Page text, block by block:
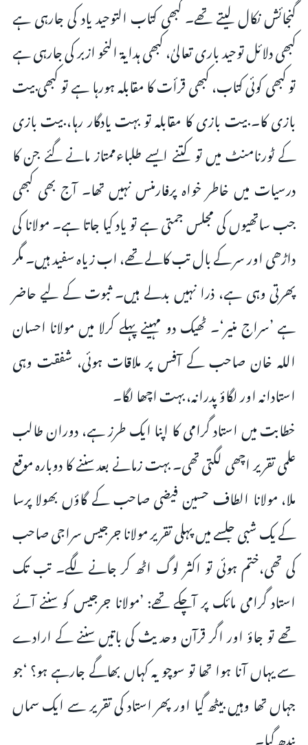
گنجائش نکال لیتے تھے۔ کبھی کتاب التوحید یاد کی جارہی ہے
کبھی دلائل توحید باری تعالیٰ، کبھی ہدایۃ النحو ازبر کی جارہی ہے
تو کبھی کوئی کتاب، کبھی قرأت کا مقابلہ ہورہا ہے تو کبھی بیت
بازی کا۔ بیت بازی کا مقابلہ تو بہت یادگار رہا، بیت بازی
کے ٹورنامنٹ میں تو کتنے ایسے طلباءممتاز مانے گئے جن کا
درسیات میں خاطر خواہ پرفارمنس نہیں تھا۔ آج بھی کبھی
جب ساتھیوں کی مجلس جمتی ہے تو یاد کیا جاتا ہے۔ مولانا کی
داڑھی اور سر کے بال تب کالے تھے، اب زیاہ سفید ہیں۔ مگر
پھرتی وہی ہے، ذرا نہیں بدلے ہیں۔ ثبوت کے لیے حاضر
ہے ’سراج منیر‘۔ ٹھیک دو مہینے پہلے کرلا میں مولانا احسان
اللہ خان صاحب کے آفس پر ملاقات ہوئی، شفقت وہی
استادانہ اور لگاؤ پدرانہ، بہت اچھا لگا۔
خطابت میں استاد گرامی کا اپنا ایک طرز ہے، دوران طالب
علمی تقریر اچھی لگتی تھی۔ بہت زمانے بعد سننے کا دوبارہ موقع
ملا، مولانا الطاف حسین فیضی صاحب کے گاؤں بھولا پرسا
کے یک شبی جلسے میں پہلی تقریر مولانا جرجیس سراجی صاحب
کی تھی،ختم ہوئی تو اکثر لوگ اٹھ کر جانے لگے۔ تب تک
استاد گرامی مائک پر آچکے تھے: ’مولانا جرجیس کو سننے آئے
تھے تو جاؤ اور اگر قرآن وحدیث کی باتیں سننے کے ارادے
سے یہاں آنا ہوا تھا تو سوچو یہ کہاں بھاگے جارہے ہو؟ ‘جو
جہاں تھا وہیں بیٹھ گیا اور پھر استاد کی تقریر سے ایک سماں
بندھ گیا۔